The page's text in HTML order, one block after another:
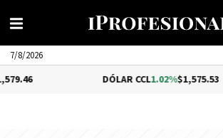
7/8/2026
1.02%$1,575.53